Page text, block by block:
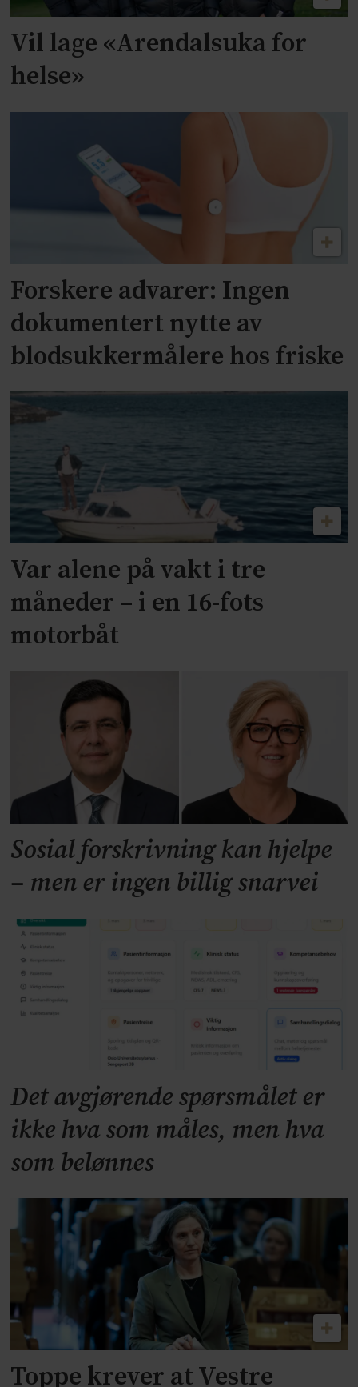
Vil lage «Arendalsuka for
helse»
Forskere advarer: Ingen
dokumentert nytte av
blodsukkermålere hos friske
Var alene på vakt i tre
måneder – i en 16-fots
motorbåt
Sosial forskrivning kan hjelpe
– men er ingen billig snarvei
Det avgjørende spørsmålet er
ikke hva som måles, men hva
som belønnes
Toppe krever at Vestre